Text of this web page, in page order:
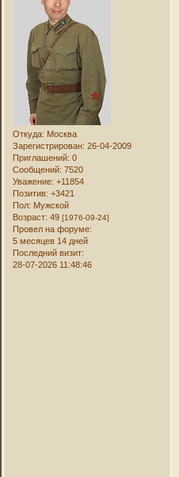
Откуда: Москва
Зарегистрирован: 26-04-2009
Приглашений: 0
Сообщений: 7520
Уважение: +11854
Позитив: +3421
Пол: Мужской
Возраст: 49[1976-09-24]
Провел на форуме:
5 месяцев 14 дней
Последний визит:
28-07-2026 11:48:46